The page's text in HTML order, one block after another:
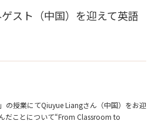
ゲスト（中国）を迎えて英語
の授業にてQiuyue Liangさん（中国）をお迎
だことについて“From Classroom to